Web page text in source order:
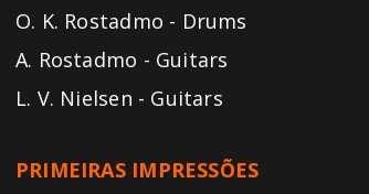
O. K. Rostadmo - Drums
A. Rostadmo - Guitars
L. V. Nielsen - Guitars
PRIMEIRAS IMPRESSÕES